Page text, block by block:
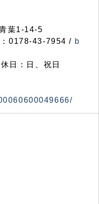
葉1-14-5
0178-43-7954 / b
日：日、祝日